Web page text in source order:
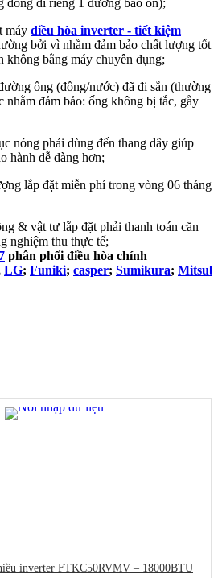
máy điều hòa inverter - tiết kiệm
bởi vì nhằm đảm bảo chất lượng tốt
không bằng máy chuyên dụng;
ống (đồng/nước) đã đi sẵn (thường
nhằm đảm bảo: ống không bị tắc, gẫy
nóng phải dùng đến thang dây giúp
hành dễ dàng hơn;
lắp đặt miễn phí trong vòng 06 tháng
& vật tư lắp đặt phải thanh toán căn
nghiệm thu thực tế;
phân phối điều hòa chính
LG; Funiki; casper; Sumikura;
inverter FTKC50RVMV – 18000BTU